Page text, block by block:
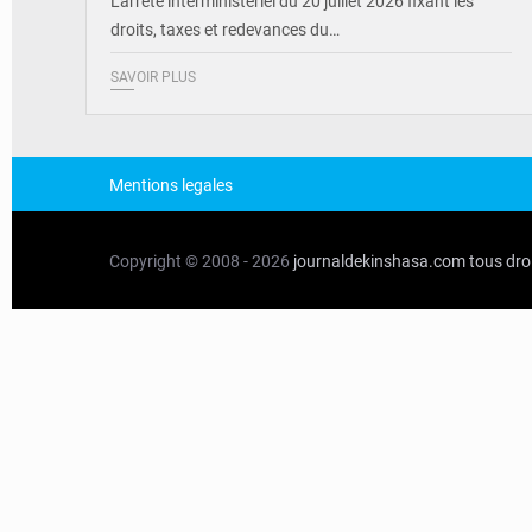
droits, taxes et redevances du…
SAVOIR PLUS
Mentions legales
Copyright © 2008 - 2026 journaldekinshasa.comtous